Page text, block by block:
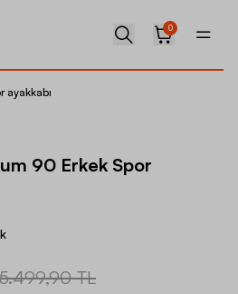
0
ayakkabı
90 Erkek Spor
5.499,90 TL